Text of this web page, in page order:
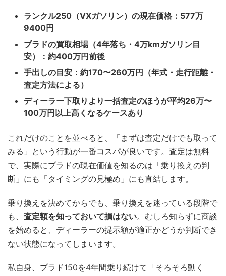
ランクル250（VXガソリン）の現在価格：577万
9400円
プラドの買取相場（4年落ち・4万kmガソリン目
安）：約400万円前後
手出しの目安：約170〜260万円（年式・走行距離・
査定方法による）
ディーラー下取りより一括査定のほうが平均26万〜
100万円以上高くなるケースあり
これだけのことを並べると、「まずは査定だけでも取って
みる」という行動が一番コスパが良いです。査定は無料
で、実際にプラドの現在価値を知るのは「乗り換えの判
断」にも「タイミングの見極め」にも直結します。
乗り換えを決めてからでも、乗り換えを迷っている段階で
も、 査定額を知っておいて損はない。むしろ知らずに商談
を始めると、ディーラーの提示額が適正かどうか判断でき
ない状態になってしまいます。
私自身、プラド150を4年間乗り続けて「そろそろ動く